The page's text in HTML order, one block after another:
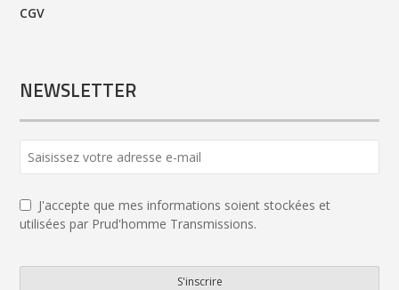
CGV
NEWSLETTER
J'accepte que mes informations soient stockées et
utilisées par Prud'homme Transmissions.
S'inscrire